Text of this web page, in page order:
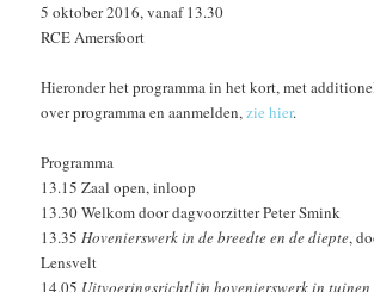
5 oktober 2016, vanaf 13.30
RCE Amersfoort
Hieronder het programma in het kort, met
over programma en aanmelden,zie hier.
Programma
13.15 Zaal open, inloop
13.30 Welkom door dagvoorzitter Peter Smink
13.35Hovenierswerk in de breedte en de diepte,
Lensvelt
14.05 Uitvoeringsrichtlijn hovenierswerk in tuinen